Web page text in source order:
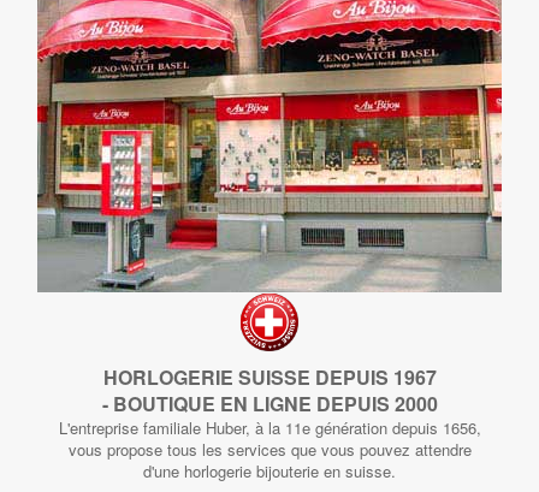
HORLOGERIE SUISSE DEPUIS 1967
- BOUTIQUE EN LIGNE DEPUIS 2000
L'entreprise familiale Huber, à la 11e génération depuis 1656,
vous propose tous les services que vous pouvez attendre
d'une horlogerie bijouterie en suisse.